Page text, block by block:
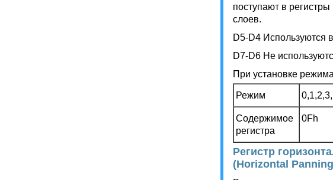
поступают в
слоев.
D5-D4 Используются
D7-D6 Не
При установке
Режим
Содержимое
регистра
0Fh
Регистр
(Horizontal